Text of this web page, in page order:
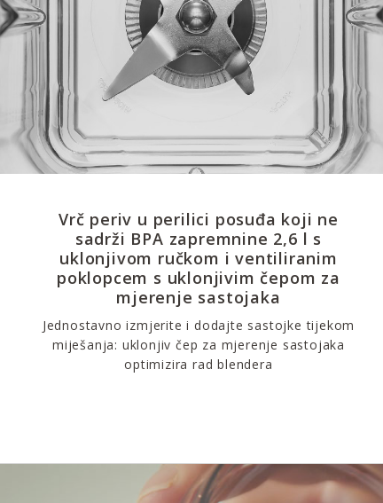
Vrč periv u perilici posuđa koji ne
sadrži BPA zapremnine 2,6 l s
uklonjivom ručkom i ventiliranim
poklopcem s uklonjivim čepom za
mjerenje sastojaka
Jednostavno izmjerite i dodajte sastojke tijekom
miješanja: uklonjiv čep za mjerenje sastojaka
optimizira rad blendera